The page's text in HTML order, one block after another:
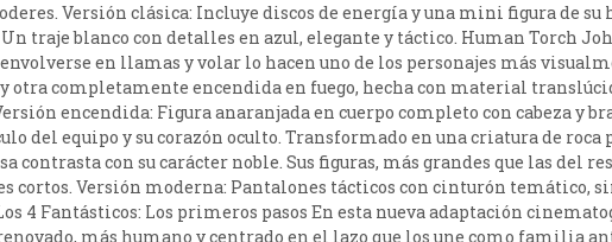
Versión clásica: Incluye discos de energía y una mini figura de
traje blanco con detalles en azul, elegante y táctico. Human Torch
en llamas y volar lo hacen uno de los personajes más
otra completamente encendida en fuego, hecha con material
encendida: Figura anaranjada en cuerpo completo con cabeza y
del equipo y su corazón oculto. Transformado en una criatura de roca
contrasta con su carácter noble. Sus figuras, más grandes que las del
cortos. Versión moderna: Pantalones tácticos con cinturón temático,
4 Fantásticos: Los primeros pasos En esta nueva adaptación
más humano y centrado en el lazo que los une como familia